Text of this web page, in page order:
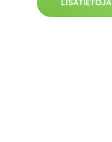
LISÄTIETOJA